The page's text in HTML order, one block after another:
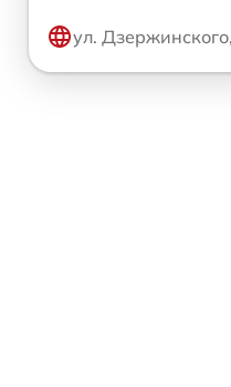
ул.